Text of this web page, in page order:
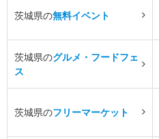
茨城県の無料イベント
茨城県のグルメ・フードフェ
ス
茨城県のフリーマーケット